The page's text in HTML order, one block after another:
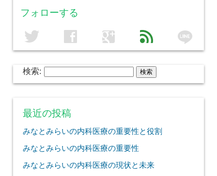
フォローする
twitter facebook google feed line
検索:
最近の投稿
みなとみらいの内科医療の重要性と役割
みなとみらいの内科医療の重要性
みなとみらいの内科医療の現状と未来